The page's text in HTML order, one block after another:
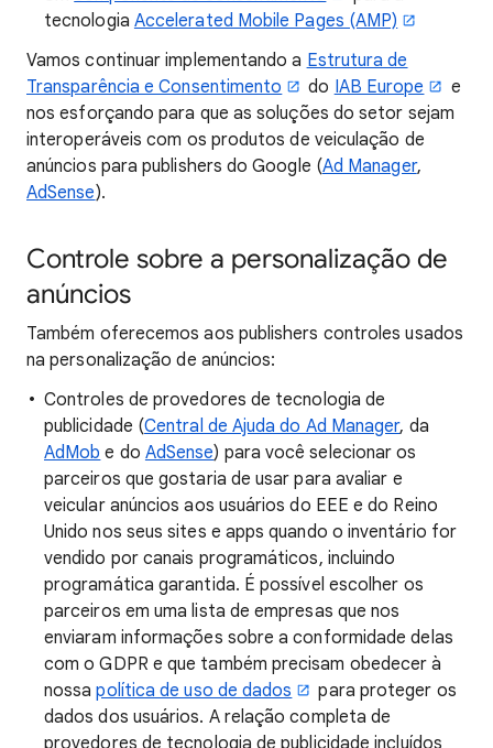
tecnologia Accelerated Mobile Pages (AMP)
Vamos continuar implementando a Estrutura de
Transparência e Consentimento
do IAB Europe
e
nos esforçando para que as soluções do setor sejam
interoperáveis com os produtos de veiculação de
anúncios para publishers do Google (Ad Manager,
AdSense).
Controle sobre a personalização de
anúncios
Também oferecemos aos publishers controles usados
na personalização de anúncios:
Controles de provedores de tecnologia de
publicidade (Central de Ajuda do Ad Manager, da
AdMob e do AdSense) para você selecionar os
parceiros que gostaria de usar para avaliar e
veicular anúncios aos usuários do EEE e do Reino
Unido nos seus sites e apps quando o inventário for
vendido por canais programáticos, incluindo
programática garantida. É possível escolher os
parceiros em uma lista de empresas que nos
enviaram informações sobre a conformidade delas
com o GDPR e que também precisam obedecer à
nossapolítica de uso de dados
para proteger os
dados dos usuários. A relação completa de
provedores de tecnologia de publicidade incluídos